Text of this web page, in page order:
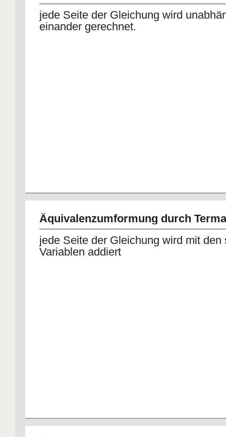
jede Seite der Gleichung wird
einander gerechnet.
Äquivalenzumformung durch
jede Seite der Gleichung wird mit den
Variablen addiert